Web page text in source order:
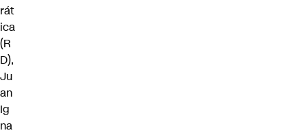
rát
ica
(R
D),
Ju
an
Ig
na